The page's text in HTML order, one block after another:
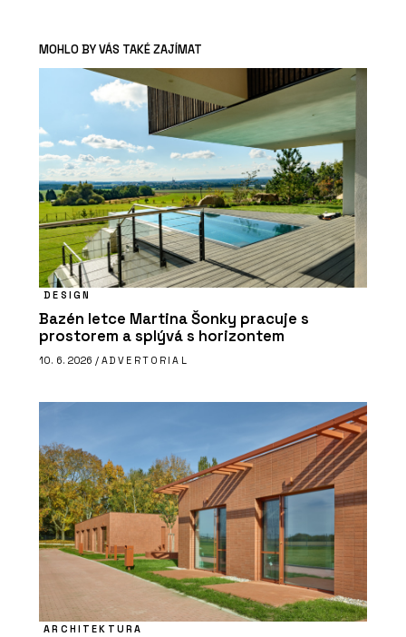
MOHLO BY VÁS TAKÉ ZAJÍMAT
DESIGN
Bazén letce Martina Šonky pracuje s
prostorem a splývá s horizontem
10. 6. 2026 / ADVERTORIAL
ARCHITEKTURA